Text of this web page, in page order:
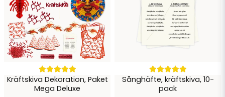
Kräftskiva Dekoration, Paket
Mega Deluxe
Sånghäfte, kräftskiva, 10-
pack